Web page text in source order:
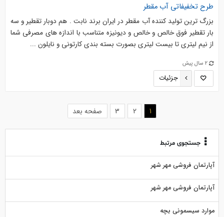
طرح تخفیفاتی آب مقطر
بزرگ ترین تولید کننده آب مقطر در ایران برند نابت . هم دوبار تقطیر و سه
بار تقطیر فوق خالص و خالص و دیونیزه متناسب با اندازه های مصرفی شما
از نیم لیتری تا بیست لیتری بصورت بسته بندی کارتونی و نایلون ...
2 سال پیش
جزئیات
1
(current)
2
3 صفحه بعد
جستجوی مرتبط
آپارتمان فروشی مهر شهر
آپارتمان فروشی مهر شهر
موارد سیسمونی بچه